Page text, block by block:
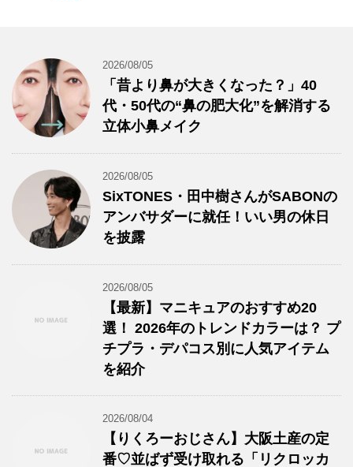
2026/08/05
「昔より鼻が大きくなった？」40
代・50代の“鼻の肥大化”を解消する
立体小鼻メイク
2026/08/05
SixTONES・田中樹さんがSABONの
アンバサダーに就任！いい男の休日
を披露
2026/08/05
【最新】マニキュアのおすすめ20
選！ 2026年のトレンドカラーは？ プ
チプラ・デパコス別に人気アイテム
を紹介
2026/08/04
【りくろーおじさん】大阪土産の定
番♡並ばず受け取れる「リクロッカ